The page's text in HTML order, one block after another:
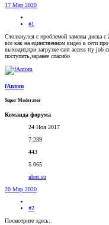
17 Мар 2020
#1
Столкнулся с проблемой замены диска
все как на единственном видео в сети
выходит,при загрузке cant access tty
поступить,заранее спасибо
fAntom
Super Moderator
Команда форума
24 Ноя 2017
7.239
443
5.065
ubnt.su
20 Мар 2020
#2
Посмотрите здесь: